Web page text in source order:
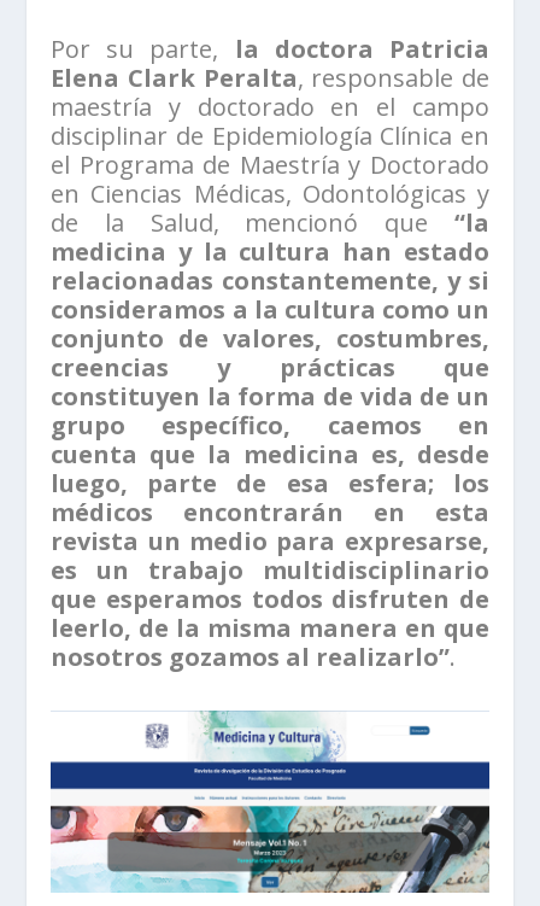
Por su parte, la doctora Patricia
Elena Clark Peralta, responsable de
maestría y doctorado en el campo
disciplinar de Epidemiología Clínica en
el Programa de Maestría y Doctorado
en Ciencias Médicas, Odontológicas y
de la Salud, mencionó que “la
medicina y la cultura han estado
relacionadas constantemente, y si
consideramos a la cultura como un
conjunto de valores, costumbres,
creencias y prácticas que
constituyen la forma de vida de un
grupo específico, caemos en
cuenta que la medicina es, desde
luego, parte de esa esfera; los
médicos encontrarán en esta
revista un medio para expresarse,
es un trabajo multidisciplinario
que esperamos todos disfruten de
leerlo, de la misma manera en que
nosotros gozamos al realizarlo”.